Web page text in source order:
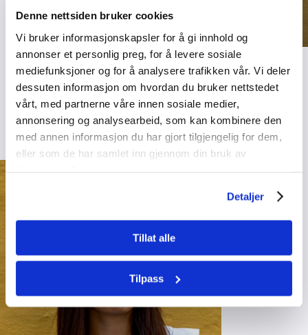
Denne nettsiden bruker cookies
Vi bruker informasjonskapsler for å gi innhold og
annonser et personlig preg, for å levere sosiale
mediefunksjoner og for å analysere trafikken vår. Vi deler
dessuten informasjon om hvordan du bruker nettstedet
vårt, med partnerne våre innen sosiale medier,
annonsering og analysearbeid, som kan kombinere den
med annen informasjon du har gjort tilgjengelig for dem,
eller som de har samlet inn gjennom din bruk av
Detaljer
Tillat alle
Tilpass
Anna Valand
Styremedlem
Anna@elev.no